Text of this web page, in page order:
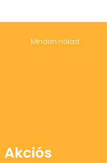
Minden nálad
Akciós